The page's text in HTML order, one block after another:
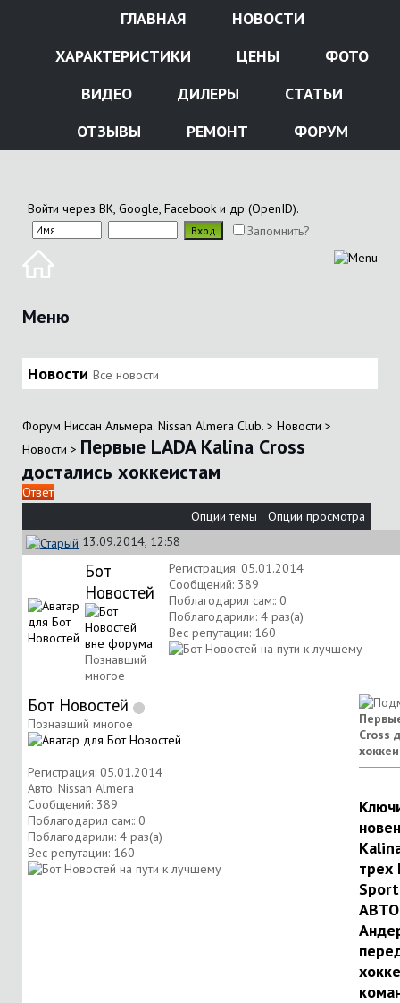
ГЛАВНАЯ
НОВОСТИ
ХАРАКТЕРИСТИКИ
ЦЕНЫ
ФОТО
ВИДЕО
ДИЛЕРЫ
СТАТЬИ
ОТЗЫВЫ
РЕМОНТ ФОРУМ
Войти через ВК, Google, Facebook и др (OpenID).
Запомнить?
Меню
Новости Все новости
Форум Ниссан Альмера. Nissan Almera Club. > Новости >
Новости > Первые LADA Kalina Cross
достались хоккеистам
Ответ
Опции темы
Опции просмотра
13.09.2014, 12:58
Бот
Новостей
Познавший
многое
Регистрация: 05.01.2014
Сообщений: 389
Поблагодарил сам:: 0
Поблагодарили: 4 раз(а)
Вес репутации: 160
Бот Новостей
Познавший многое
Регистрация: 05.01.2014
Авто: Nissan Almera
Сообщений: 389
Поблагодарил сам:: 0
Поблагодарили: 4 раз(а)
Вес репутации: 160
Cross
трех